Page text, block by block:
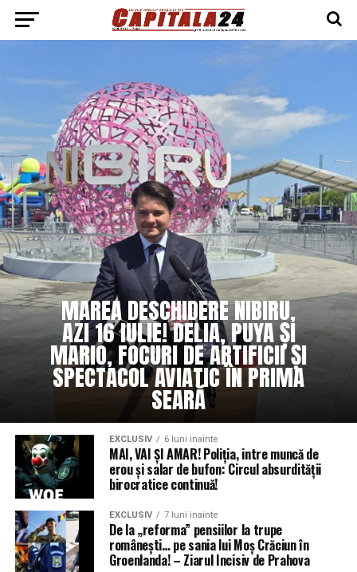
MAREA DESCHIDERE NIBIRU,
AZI 16 IULIE! DELIA, PUYA ȘI
MARIO, FOCURI DE ARTIFICII ȘI
SPECTACOL AVIATIC ÎN PRIMA
SEARĂ
EXCLUSIV 6 luni inainte
MAI, VAI ȘI AMAR! Poliția, intre muncă de
erou și salar de bufon: Circul absurdității
birocratice continuă!
EXCLUSIV 7 luni inainte
De la „reforma” pensiilor la trupe
românești… pe sania lui Moș Crăciun în
Groenlanda! – Ziarul Incisiv de Prahova